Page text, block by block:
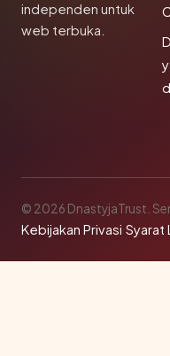
independen untuk
web terbuka.
© 2026 DnastyjaTrust.
Kebijakan Privasi·Syarat